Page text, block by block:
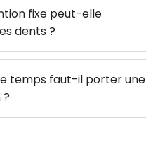
fixe peut-elle
dents ?
temps faut-il porter une